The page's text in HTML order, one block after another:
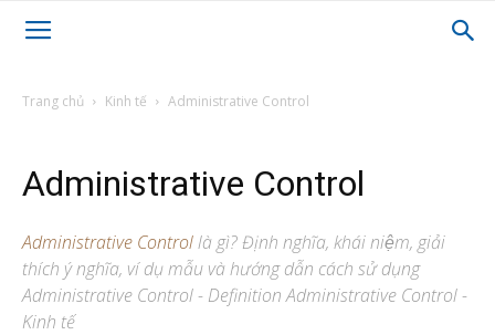
Trang chủ Kinh tế Administrative Control
Administrative Control
Administrative Controllà gì? Định nghĩa, khái niệm, giải
thích ý nghĩa, ví dụ mẫu và hướng dẫn cách sử dụng
Administrative Control - Definition Administrative Control -
Kinh tế